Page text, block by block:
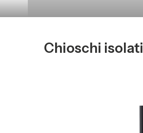
Chioschi isolati